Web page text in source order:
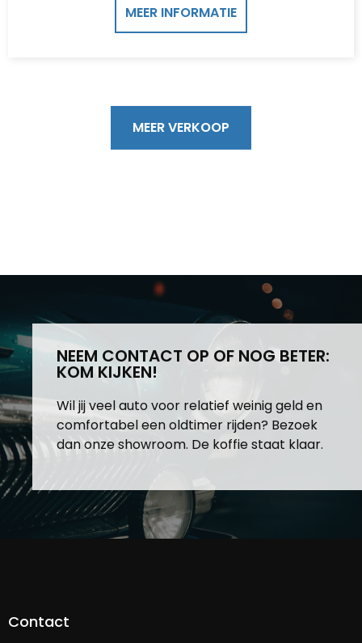
MEER INFORMATIE
MEER VERKOOP
NEEM CONTACT OP OF NOG BETER:
KOM KIJKEN!
Wil jij veel auto voor relatief weinig geld en
comfortabel een oldtimer rijden? Bezoek
dan onze showroom. De koffie staat klaar.
Contact